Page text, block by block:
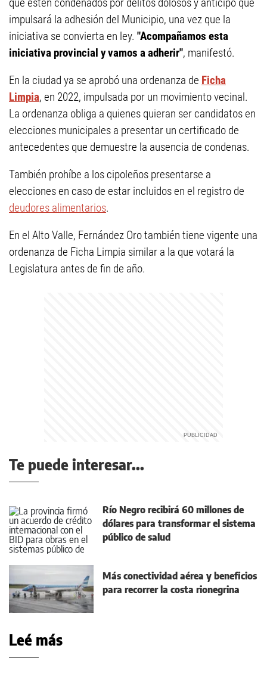
impulsará la adhesión del Municipio, una vez que la
iniciativa se convierta en ley. "Acompañamos esta
iniciativa provincial y vamos a adherir", manifestó.
En la ciudad ya se aprobó una ordenanza de Ficha
Limpia, en 2022, impulsada por un movimiento vecinal.
La ordenanza obliga a quienes quieran ser candidatos en
elecciones municipales a presentar un certificado de
antecedentes que demuestre la ausencia de condenas.
También prohíbe a los cipoleños presentarse a
elecciones en caso de estar incluidos en el registro de
deudores alimentarios.
En el Alto Valle, Fernández Oro también tiene vigente una
ordenanza de Ficha Limpia similar a la que votará la
Legislatura antes de fin de año.
Te puede interesar...
Río Negro recibirá 60 millones de
dólares para transformar el sistema
público de salud
Más conectividad aérea y beneficios
para recorrer la costa rionegrina
Leé más